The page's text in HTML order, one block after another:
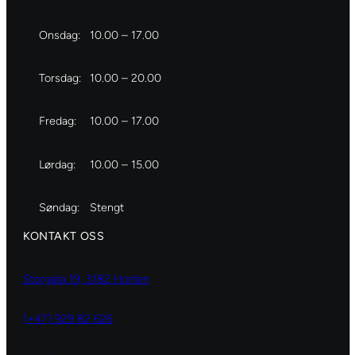
Onsdag: 10.00 – 17.00
Torsdag: 10.00 – 20.00
Fredag: 10.00 – 17.00
Lørdag: 10.00 – 15.00
Søndag: Stengt
KONTAKT OSS
Storgata 19, 3182 Horten
(+47) 929 82 626